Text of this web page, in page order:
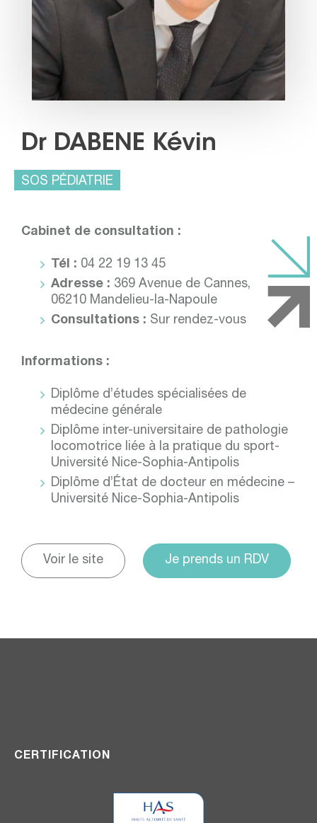
Dr DABENE Kévin
SOS PÉDIATRIE
Cabinet de consultation :
Tél : 04 22 19 13 45
Adresse : 369 Avenue de Cannes,
06210 Mandelieu-la-Napoule
Consultations : Sur rendez-vous
Informations :
Diplôme d’études spécialisées de
médecine générale
Diplôme inter-universitaire de pathologie
locomotrice liée à la pratique du sport-
Université Nice-Sophia-Antipolis
Diplôme d’État de docteur en médecine –
Université Nice-Sophia-Antipolis
Voir le site Je prends un RDV
CERTIFICATION